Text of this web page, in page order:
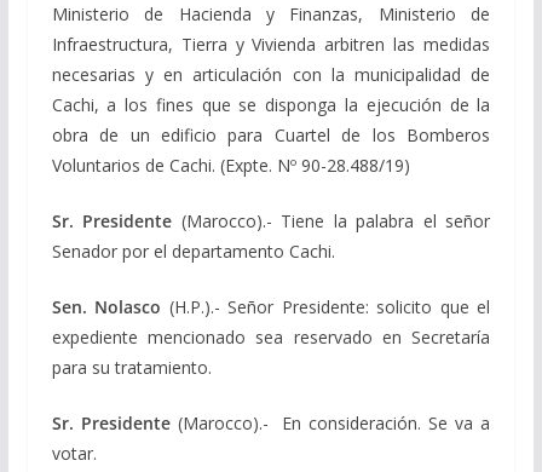
Ministerio de Hacienda y Finanzas, Ministerio de
Infraestructura, Tierra y Vivienda arbitren las medidas
necesarias y en articulación con la municipalidad de
Cachi, a los fines que se disponga la ejecución de la
obra de un edificio para Cuartel de los Bomberos
Voluntarios de Cachi. (Expte. Nº 90-28.488/19)
Sr. Presidente (Marocco).- Tiene la palabra el señor
Senador por el departamento Cachi.
Sen. Nolasco (H.P.).- Señor Presidente: solicito que el
expediente mencionado sea reservado en Secretaría
para su tratamiento.
Sr. Presidente (Marocco).- En consideración. Se va a
votar.